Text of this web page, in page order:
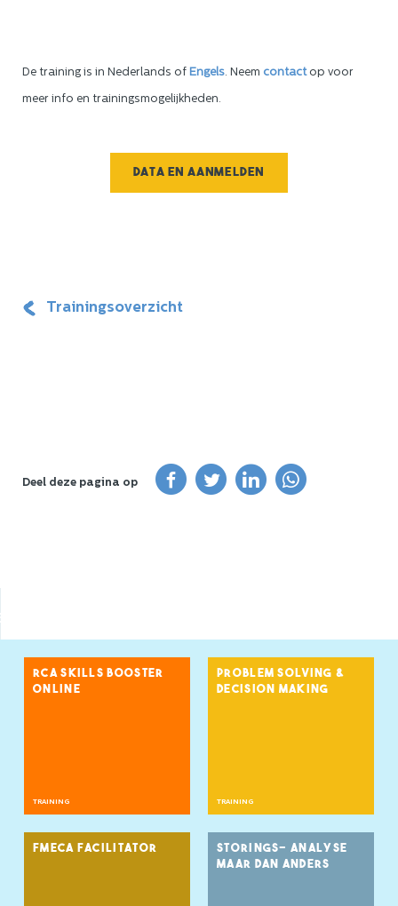
De training is in Nederlands of Engels. Neem contactop voor
meer info en trainingsmogelijkheden.
Data en aanmelden
Trainingsoverzicht
Deel deze pagina op
RCA SKILLS BOOSTER
ONLINE
TRAINING
PROBLEM SOLVING &
DECISION MAKING
TRAINING
FMECA FACILITATOR
STORINGS- ANALYSE
MAAR DAN ANDERS